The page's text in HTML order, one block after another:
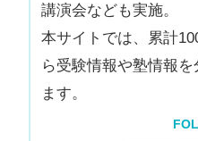
講演会なども実施。
本サイトでは、累計
ら受験情報や塾情報
ます。